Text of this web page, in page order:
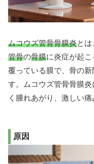
ムコウズ管骨骨膜炎と
管骨の骨膜に炎症が起
覆っている膜で、骨の
す。ムコウズ管骨骨膜
く腫れあがり、激しい痛
原因